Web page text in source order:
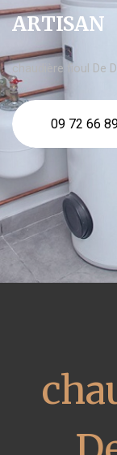
ARTISAN
chaudière fioul De
09 72 66